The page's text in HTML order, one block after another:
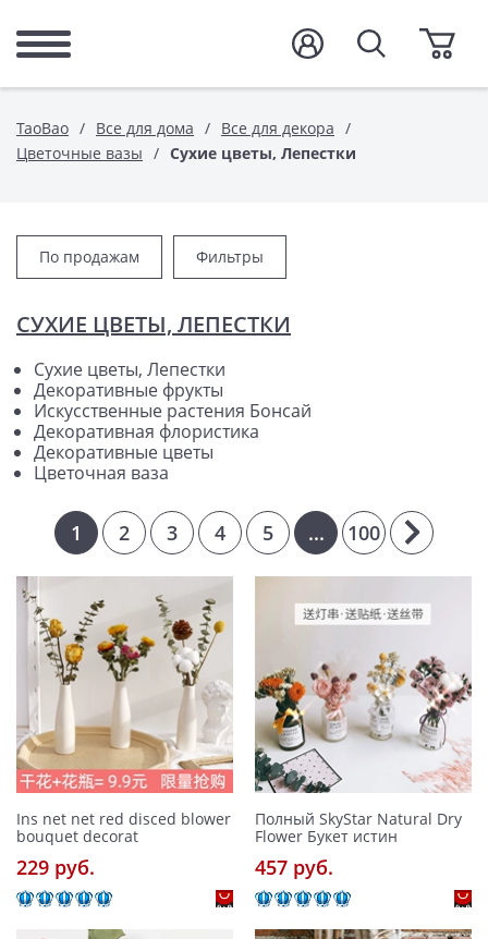
TaoBao Все для дома
Все для декора
Цветочные вазы
Сухие цветы, Лепестки
По продажам Фильтры
СУХИЕ ЦВЕТЫ, ЛЕПЕСТКИ
Сухие цветы, Лепестки
Декоративные фрукты
Искусственные растения Бонсай
Декоративная флористика
Декоративные цветы
Цветочная ваза
1 2 3 4 5 ... 100
Ins net net red disced blower
bouquet decorat
229 pуб.
Полный SkyStar Natural Dry
Flower Букет истин
457 pуб.